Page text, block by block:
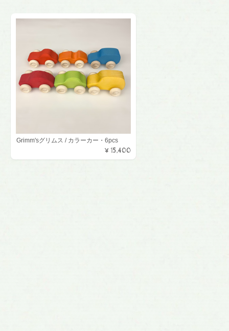
Grimm'sグリムス / カラーカー・6pcs
¥15,400